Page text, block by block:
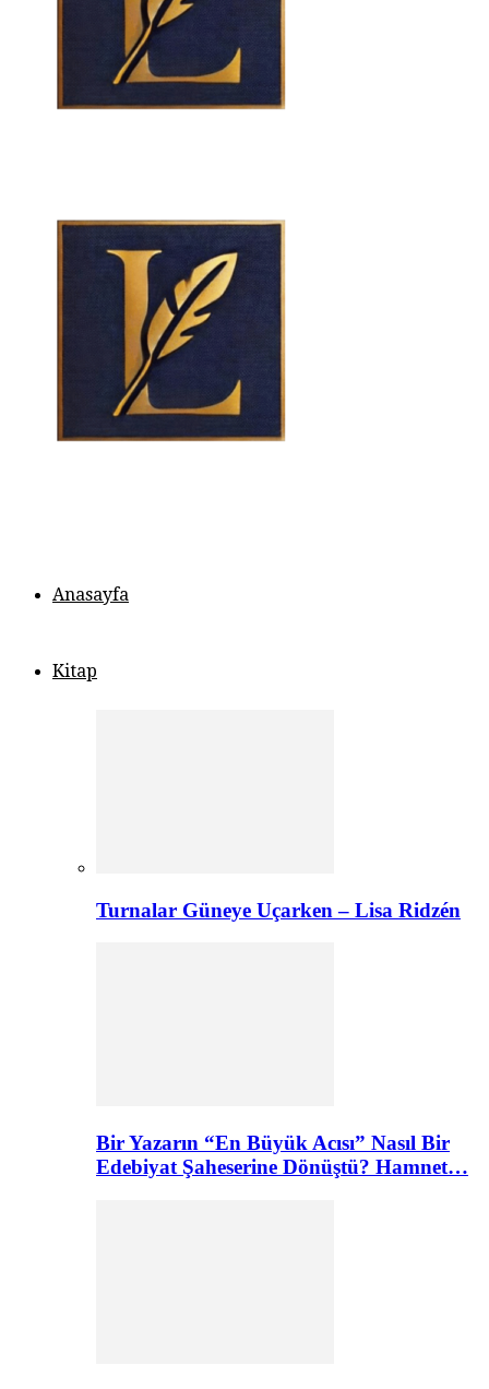
Anasayfa
Kitap
Turnalar Güneye Uçarken – Lisa Ridzén
Bir Yazarın “En Büyük Acısı” Nasıl Bir
Edebiyat Şaheserine Dönüştü? Hamnet…